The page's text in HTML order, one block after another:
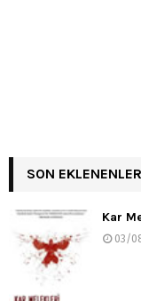
SON EKLENENLER
Kar
03/